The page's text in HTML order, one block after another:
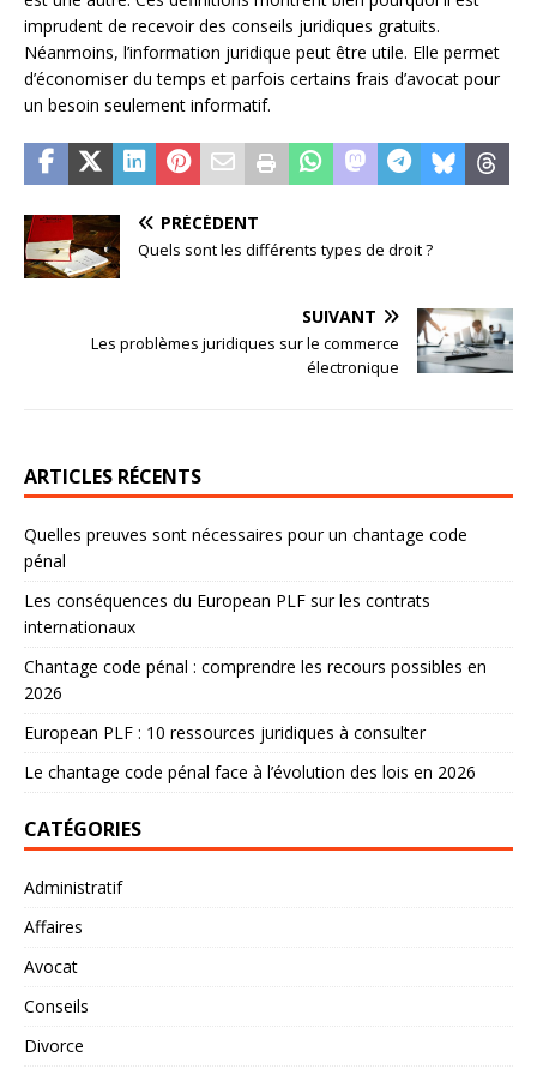
imprudent de recevoir des conseils juridiques gratuits.
Néanmoins, l’information juridique peut être utile. Elle permet
d’économiser du temps et parfois certains frais d’avocat pour
un besoin seulement informatif.
PRÉCÉDENT
Quels sont les différents types de droit ?
SUIVANT
Les problèmes juridiques sur le commerce
électronique
ARTICLES RÉCENTS
Quelles preuves sont nécessaires pour un chantage code
pénal
Les conséquences du European PLF sur les contrats
internationaux
Chantage code pénal : comprendre les recours possibles en
2026
European PLF : 10 ressources juridiques à consulter
Le chantage code pénal face à l’évolution des lois en 2026
CATÉGORIES
Administratif
Affaires
Avocat
Conseils
Divorce